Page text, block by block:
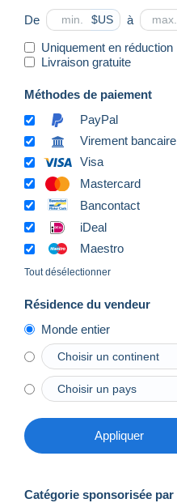
De $US à
Uniquement en réduction
Livraison gratuite
Méthodes de paiement
PayPal
Virement bancaire
Visa
Mastercard
Bancontact
iDeal
Maestro
Tout désélectionner
Résidence du vendeur
Monde entier
Appliquer
Catégorie sponsorisée par